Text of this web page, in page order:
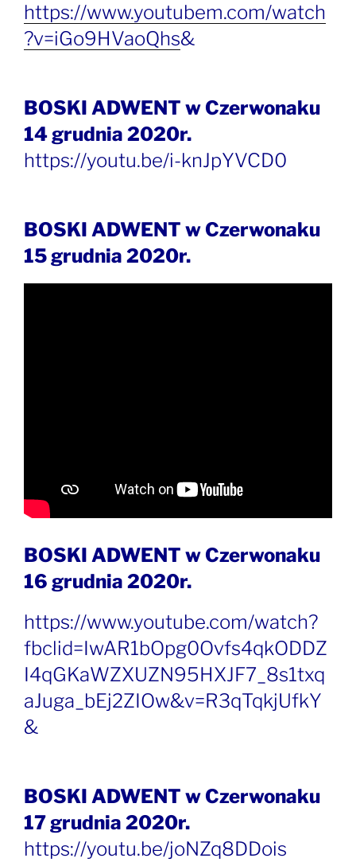
https://www.youtubem.com/watch
?v=iGo9HVaoQhs&
BOSKI ADWENT w Czerwonaku
14 grudnia 2020r.
https://youtu.be/i-knJpYVCD0
BOSKI ADWENT w Czerwonaku
15 grudnia 2020r.
BOSKI ADWENT w Czerwonaku
16 grudnia 2020r.
https://www.youtube.com/watch?
fbclid=IwAR1bOpg0Ovfs4qkODDZ
I4qGKaWZXUZN95HXJF7_8s1txq
aJuga_bEj2ZIOw&v=R3qTqkjUfkY
&
BOSKI ADWENT w Czerwonaku
17 grudnia 2020r.
https://youtu.be/joNZq8DDois